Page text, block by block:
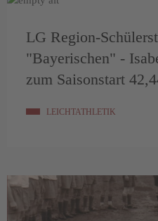
LG Region-
"Bayerischen" -
zum Saisonstart
LEICHTATHLETIK